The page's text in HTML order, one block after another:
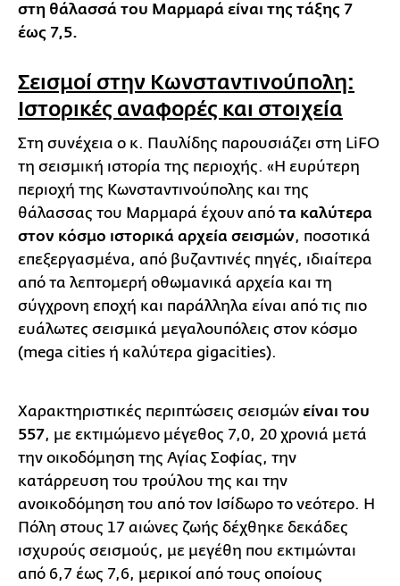
στη θάλασσά του Μαρμαρά είναι της τάξης 7
έως 7,5.
Σεισμοί στην Κωνσταντινούπολη:
Ιστορικές αναφορές και στοιχεία
Στη συνέχεια ο κ. Παυλίδης παρουσιάζει στη LiFO
τη σεισμική ιστορία της περιοχής. «Η ευρύτερη
περιοχή της Κωνσταντινούπολης και της
θάλασσας του Μαρμαρά έχουν από τα καλύτερα
στον κόσμο ιστορικά αρχεία σεισμών, ποσοτικά
επεξεργασμένα, από βυζαντινές πηγές, ιδιαίτερα
από τα λεπτομερή οθωμανικά αρχεία και τη
σύγχρονη εποχή και παράλληλα είναι από τις πιο
ευάλωτες σεισμικά μεγαλουπόλεις στον κόσμο
(mega cities ή καλύτερα gigacities).
Χαρακτηριστικές περιπτώσεις σεισμών είναι του
557, με εκτιμώμενο μέγεθος 7,0, 20 χρονιά μετά
την οικοδόμηση της Αγίας Σοφίας, την
κατάρρευση του τρούλου της και την
ανοικοδόμηση του από τον Ισίδωρο το νεότερο. Η
Πόλη στους 17 αιώνες ζωής δέχθηκε δεκάδες
ισχυρούς σεισμούς, με μεγέθη που εκτιμώνται
από 6,7 έως 7,6, μερικοί από τους οποίους